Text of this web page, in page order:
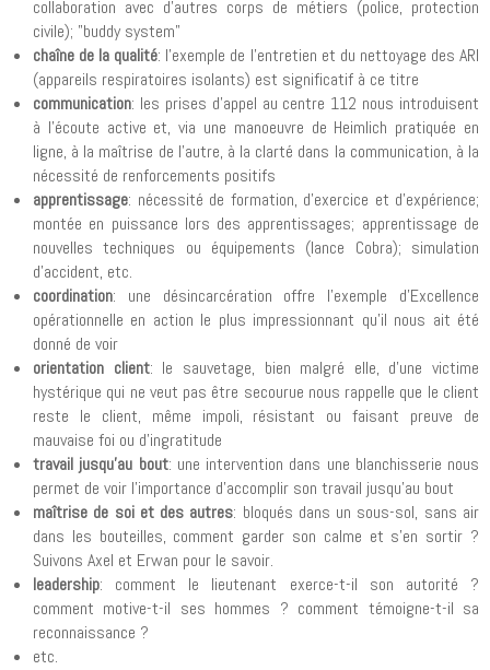
collaboration avec d'autres corps de métiers (police, protection
civile); "buddy system"
chaîne de la qualité: l'exemple de l'entretien et du nettoyage des ARI
(appareils respiratoires isolants) est significatif à ce titre
communication: les prises d'appel au centre 112 nous introduisent
à l'écoute active et, via une manoeuvre de Heimlich pratiquée en
ligne, à la maîtrise de l'autre, à la clarté dans la communication, à la
nécessité de renforcements positifs
apprentissage: nécessité de formation, d'exercice et d'expérience;
montée en puissance lors des apprentissages; apprentissage de
nouvelles techniques ou équipements (lance Cobra); simulation
d'accident, etc.
coordination: une désincarcération offre l'exemple d'Excellence
opérationnelle en action le plus impressionnant qu'il nous ait été
donné de voir
orientation client: le sauvetage, bien malgré elle, d'une victime
hystérique qui ne veut pas être secourue nous rappelle que le client
reste le client, même impoli, résistant ou faisant preuve de
mauvaise foi ou d'ingratitude
travail jusqu'au bout: une intervention dans une blanchisserie nous
permet de voir l'importance d'accomplir son travail jusqu'au bout
maîtrise de soi et des autres: bloqués dans un sous-sol, sans air
dans les bouteilles, comment garder son calme et s'en sortir ?
Suivons Axel et Erwan pour le savoir.
leadership: comment le lieutenant exerce-t-il son autorité ?
comment motive-t-il ses hommes ? comment témoigne-t-il sa
reconnaissance ?
etc.